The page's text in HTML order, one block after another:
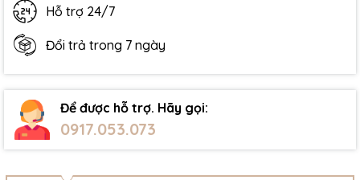
Hỗ trợ 24/7
Đổi trả trong 7 ngày
Để được hỗ trợ. Hãy gọi:
0917.053.073